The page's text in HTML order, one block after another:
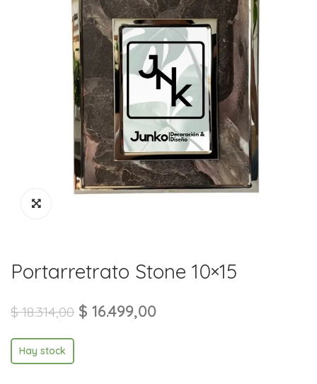
Portarretrato Stone 10×15
$18.314,00 $ 16.499,00
Hay stock